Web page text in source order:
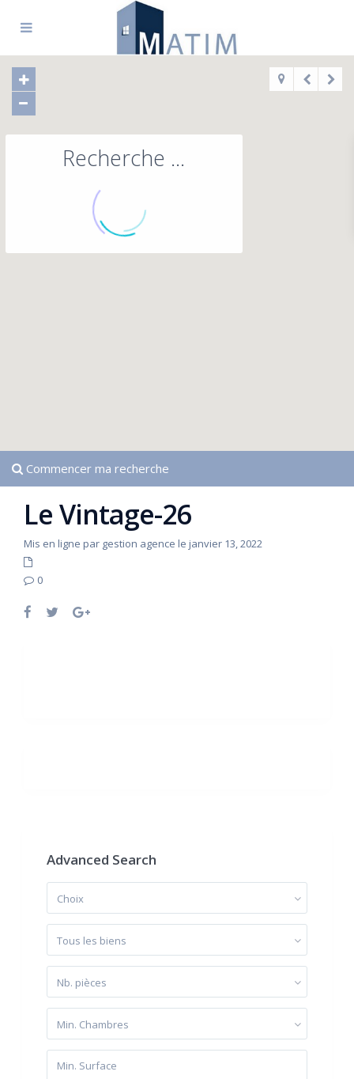
Recherche ...
Commencer ma recherche
Le Vintage-26
Mis en ligne par gestion agence le janvier 13, 2022
0
Advanced Search
Choix
Tous les biens
Nb. pièces
Min. Chambres